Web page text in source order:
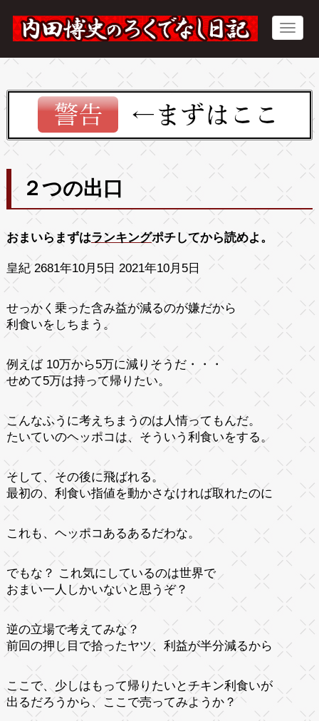
２つの出口
おまいらまずはランキングポチしてから読めよ。
皇紀 2681年10月5日 2021年10月5日
せっかく乗った含み益が減るのが嫌だから
利食いをしちまう。
例えば 10万から5万に減りそうだ・・・
せめて5万は持って帰りたい。
こんなふうに考えちまうのは人情ってもんだ。
たいていのヘッポコは、そういう利食いをする。
そして、その後に飛ばれる。
最初の、利食い指値を動かさなければ取れたのに
これも、ヘッポコあるあるだわな。
でもな？ これ気にしているのは世界で
おまい一人しかいないと思うぞ？
逆の立場で考えてみな？
前回の押し目で拾ったヤツ、利益が半分減るから
ここで、少しはもって帰りたいとチキン利食いが
出るだろうから、ここで売ってみようか？